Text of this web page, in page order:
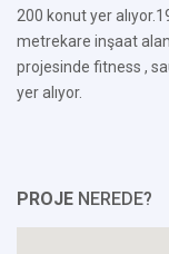
200 konut yer
metrekare inşaat
projesinde fitness ,
yer alıyor.
PROJE NEREDE?